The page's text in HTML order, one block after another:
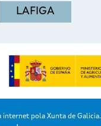
LAFIGA
pola Xunta de Galicia.